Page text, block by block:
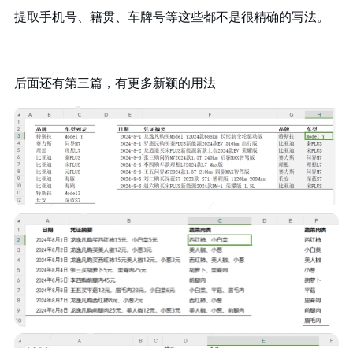
提取手机号、籍贯、车牌号等这些都不是很精确的写法。
后面还有第三篇，有更多新颖的用法